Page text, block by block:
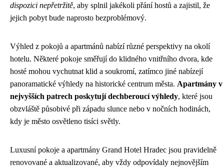
dispozici nepřetržitě, aby splnil jakékoli přání hostů a zajistil, že
jejich pobyt bude naprosto bezproblémový.
Výhled z pokojů a apartmánů nabízí různé perspektivy na okolí
hotelu. Některé pokoje směřují do klidného vnitřního dvora, kde
hosté mohou vychutnat klid a soukromí, zatímco jiné nabízejí
panoramatické výhledy na historické centrum města. Apartmány v
nejvyšších patrech poskytují dechberoucí výhledy, které jsou
obzvláště působivé při západu slunce nebo v nočních hodinách,
kdy je město osvětleno tisíci světly.
Luxusní pokoje a apartmány Grand Hotel Hradec jsou pravidelně
renovované a aktualizované, aby vždy odpovídaly nejnovějším